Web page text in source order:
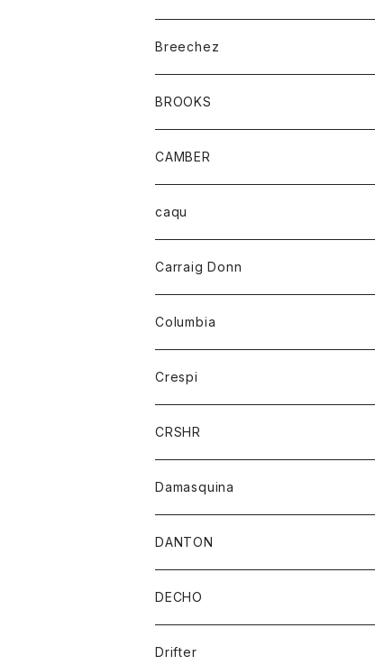
ベルト
Tシャツ
グッズ
アンダーウェアー
カードホルダー
チーフ
バンダナ
トップス
カーディガン
トレーナー
パーカー
ボトム
オーバーオール
ショートパンツ
レディース
オーバーオール
カーディガン
Tシャツ
パーカー
Breechez
シャツ
BROOKS
グッズ
靴
CAMBER
トップス
ハーフスリーブTシャツ
caqu
Carraig Donn
ニット
Columbia
アウター
ジャケット
Crespi
ジャケット
ワンピース
ブラウス
CRSHR
キャップ
Damasquina
ウォレット
カードケース
バッグ
DANTON
アウター
コート
アクセサリー
DECHO
帽子
Drifter